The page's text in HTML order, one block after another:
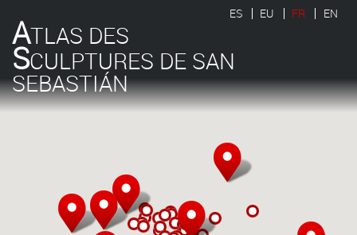
ATLAS DES
SCULPTURES DE SAN
SEBASTIÁN
ES EU FR EN